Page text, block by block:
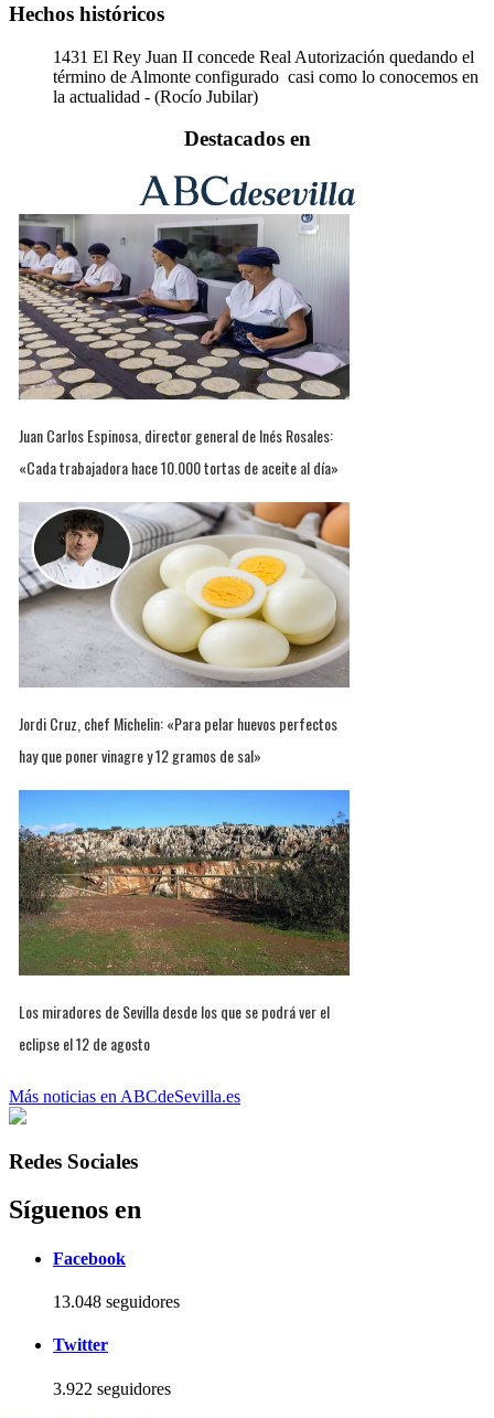
Hechos históricos
1431 El Rey Juan II concede Real Autorización quedando el
término de Almonte configurado casi como lo conocemos en
la actualidad - (Rocío Jubilar)
Destacados en
Juan Carlos Espinosa, director general de Inés Rosales:
«Cada trabajadora hace 10.000 tortas de aceite al día»
Jordi Cruz, chef Michelin: «Para pelar huevos perfectos
hay que poner vinagre y 12 gramos de sal»
Los miradores de Sevilla desde los que se podrá ver el
eclipse el 12 de agosto
Más noticias en ABCdeSevilla.es
Redes Sociales
Síguenos en
Facebook
13.048 seguidores
Twitter
3.922 seguidores